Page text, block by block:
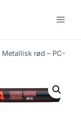
Metallisk rød – PC-